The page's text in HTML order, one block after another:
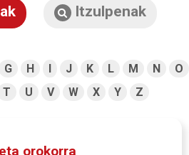
Itzulpenak
G H I J K L M N
O
T U V W X Y Z
orokorra